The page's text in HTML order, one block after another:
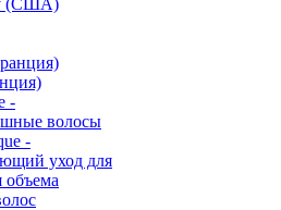
(США)
-
волосы
-
уход для
объема